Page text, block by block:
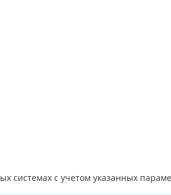
системах с учетом указанных